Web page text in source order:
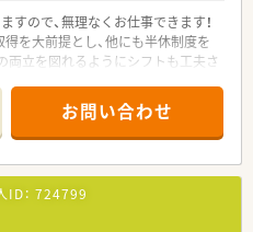
ので、無理なくお仕事できます！
を大前提とし、他にも半休制度を
両立を図れるようにシフトも工夫さ
できます。60歳が定年ですが、契
可。
安心就業を求めている方
お問い合わせ
： 724799